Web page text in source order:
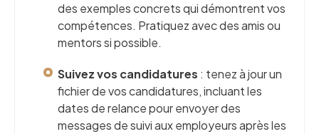
des exemples concrets qui démontrent vos
compétences. Pratiquez avec des amis ou
mentors si possible.
Suivez vos candidatures : tenez à jour un
fichier de vos candidatures, incluant les
dates de relance pour envoyer des
messages de suivi aux employeurs après les